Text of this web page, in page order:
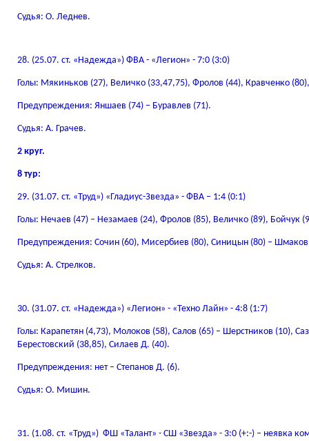
Судья: О. Леднев.
28. (25.07. ст. «Надежда») ФВА - «Легион» - 7:0 (3:0)
Голы: Мякиньков (27), Величко (33,47,75), Фролов (44), Кравченко
Предупреждения: Яншаев (74) – Буравлев (71).
Судья: А. Грачев.
2 круг.
8 тур:
29. (31.07. ст. «Труд») «Гладиус-Звезда» - ФВА – 1:4 (0:1)
Голы: Нечаев (47) – Незамаев (24), Фролов (85), Величко (89), Бойчук
Предупреждения: Сочин (60), Мисербиев (80), Синицын (80) –
Судья: А. Стрелков.
30. (31.07. ст. «Надежда») «Легион» - «Техно Лайн» - 4:8 (1:7)
Голы: Карапетян (4,73), Молоков (58), Салов (65) – Шерстников (10),
Берестовский (38,85), Силаев Д. (40).
Предупреждения: нет – Степанов Д. (6).
Судья: О. Мишин.
31. (1.08. ст. «Труд») ФШ «Талант» - СШ «Звезда» - 3:0 (+:-) – неявка